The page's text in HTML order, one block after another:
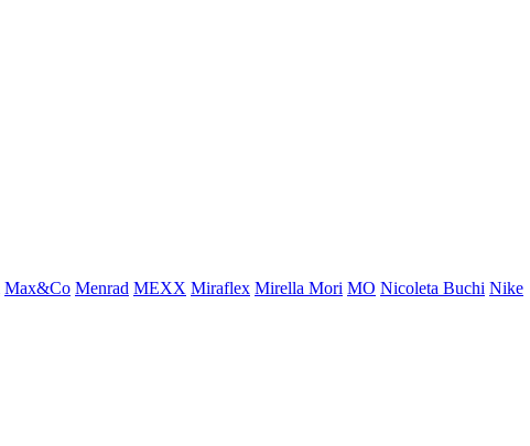
Max&Co Menrad MEXX Miraflex Mirella Mori MO Nicoleta Buchi Nike